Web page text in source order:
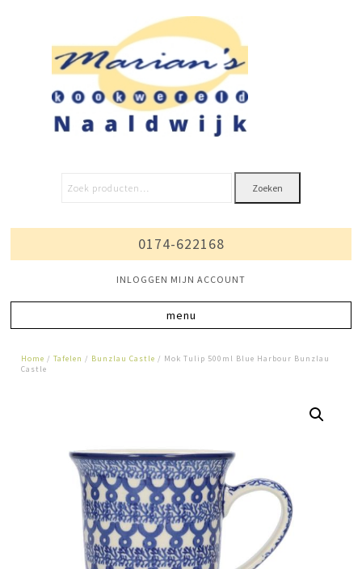
Zoeken
0174-622168
INLOGGEN MIJN ACCOUNT
Home /Tafelen / Bunzlau Castle / Mok Tulip 500ml Blue Harbour Bunzlau
Castle